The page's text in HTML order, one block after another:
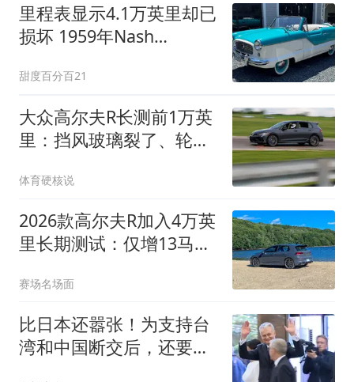
里程表显示4.1万英里却已
损坏 1959年Nash
留拍卖
甜度百分百21
大众高尔夫R长测前1万英
里：挡风玻璃裂了、轮毂
体育硬核说
2026款高尔夫R加入4万英
里长期测试：仅增13马力
赛场名场面
比日本还嚣张！为支持台
湾和中国断交后，还要求